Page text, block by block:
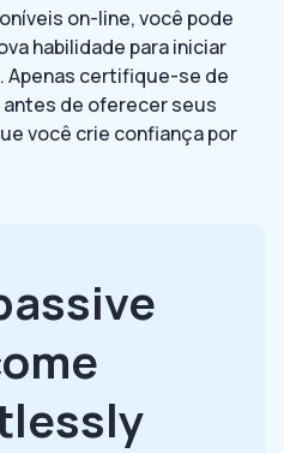
on-line, você pode
habilidade para iniciar
Apenas certifique-se de
de oferecer seus
você crie confiança por